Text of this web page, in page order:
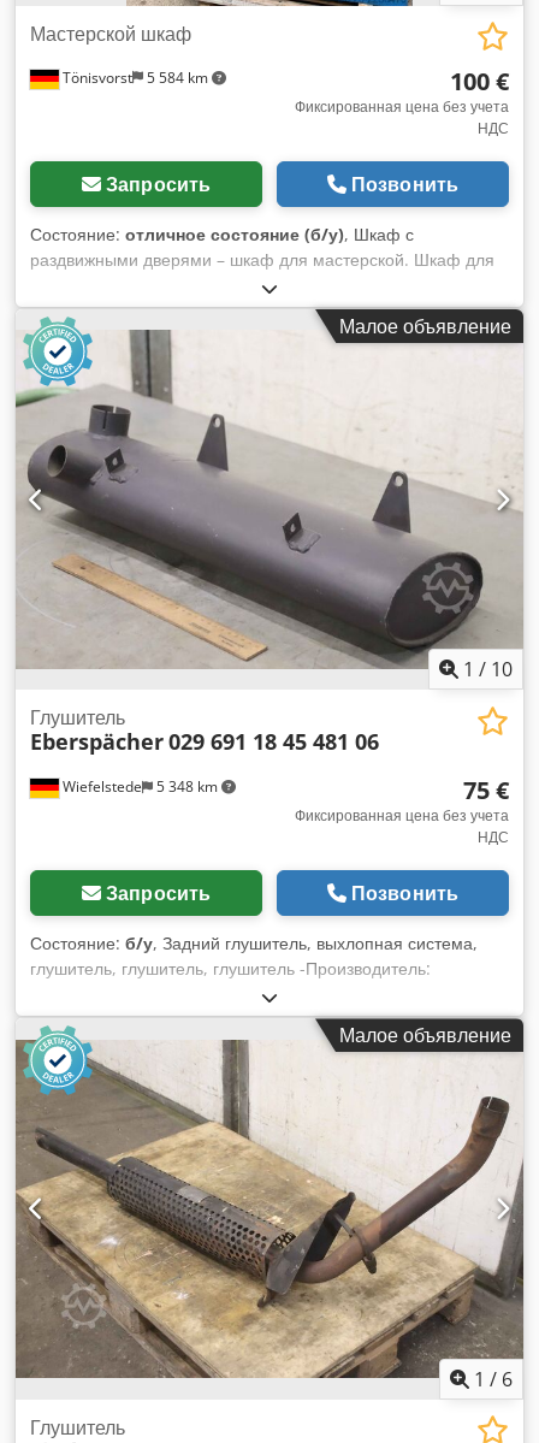
Tönisvorst 5 584 km
Мастерской шкаф
100 €
Фиксированная цена без учета
НДС
Запросить Позвонить
Состояние: отличное состояние (б/у), Шкаф с
раздвижными дверями – шкаф для мастерской. Шкаф для
хранения материалов. Ширина 1500 мм. Глубина 500 мм.
Dsdpfxszmuvde Abxswa Высота 1950 мм. В наличии
несколько штук.
Малое объявление
1 / 10
Wiefelstede 5 348 km
Глушитель
Eberspächer029 691 18 45 481 06
75 €
Фиксированная цена без учета
НДС
Запросить Позвонить
Состояние: б/у, Задний глушитель, выхлопная система,
глушитель, глушитель, глушитель -Производитель:
Eberspächer -тип: -Размеры: см. фотографии -Количество:
2 глушителя в наличии -Цена: за штуку Dedpfeitdivjx
Abxjwa -размер общий: 560/230/H130 мм -Вес: 6,2 кг
Малое объявление
1 / 6
Глушитель